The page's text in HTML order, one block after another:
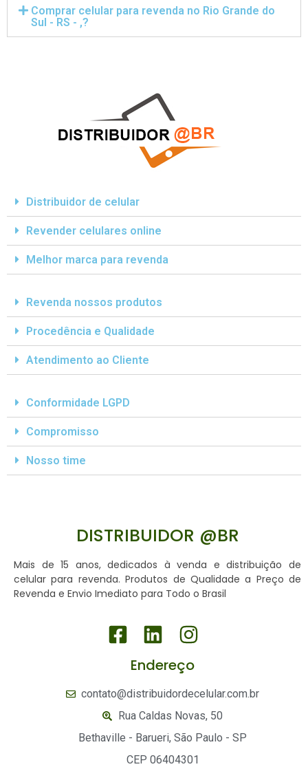
Comprar celular para revenda no Rio Grande do
Sul - RS - ,?
Distribuidor de celular
Revender celulares online
Melhor marca para revenda
Revenda nossos produtos
Procedência e Qualidade
Atendimento ao Cliente
Conformidade LGPD
Compromisso
Nosso time
DISTRIBUIDOR @BR
Mais de 15 anos, dedicados à venda e distribuição de
celular para revenda. Produtos de Qualidade a Preço de
Revenda e Envio Imediato para Todo o Brasil
Endereço
contato@distribuidordecelular.com.br
Rua Caldas Novas, 50
Bethaville - Barueri, São Paulo - SP
CEP 06404301